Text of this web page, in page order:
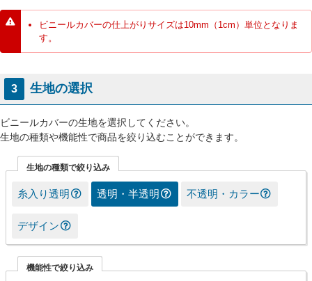
ビニールカバーの仕上がりサイズは10mm（1cm）単位となりま
す。
3 生地の選択
ビニールカバーの生地を選択してください。
生地の種類や機能性で商品を絞り込むことができます。
生地の種類で絞り込み
糸入り透明 透明・半透明 不透明・カラー
デザイン
機能性で絞り込み